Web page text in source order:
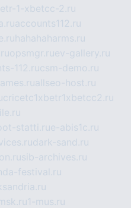
1-xbetcc-2.ru
accounts112.ru
hahahaharms.ru
opsmgr.ruev-gallery.ru
112.rucsm-demo.ru
allseo-host.ru
cricetc1xbetr1xbetcc2.ru
statti.rue-abis1c.ru
dark-sand.ru
sib-archives.ru
festival.ru
1-mus.ru